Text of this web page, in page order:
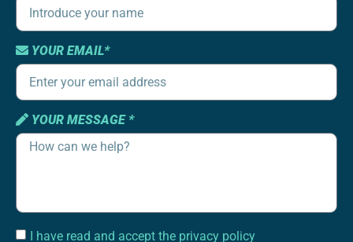
YOUR EMAIL*
YOUR MESSAGE *
I have read and accept the privacy policy